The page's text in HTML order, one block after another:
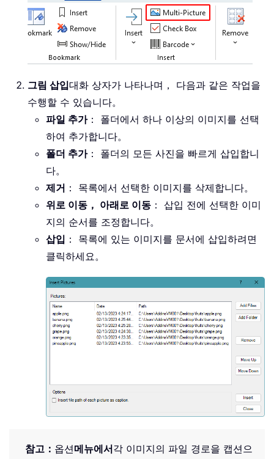
그림 삽입대화 상자가 나타나며， 다음과 같은 작업을
수행할 수 있습니다。
파일 추가： 폴더에서 하나 이상의 이미지를 선택
하여 추가합니다。
폴더 추가： 폴더의 모든 사진을 빠르게 삽입합니
다。
제거 ： 목록에서 선택한 이미지를 삭제합니다。
위로 이동， 아래로 이동 ： 삽입 전에 선택한 이미
지의 순서를 조정합니다。
삽입 ： 목록에 있는 이미지를 문서에 삽입하려면
클릭하세요。
참고： 옵션메뉴에서각 이미지의 파일 경로을 캡션으